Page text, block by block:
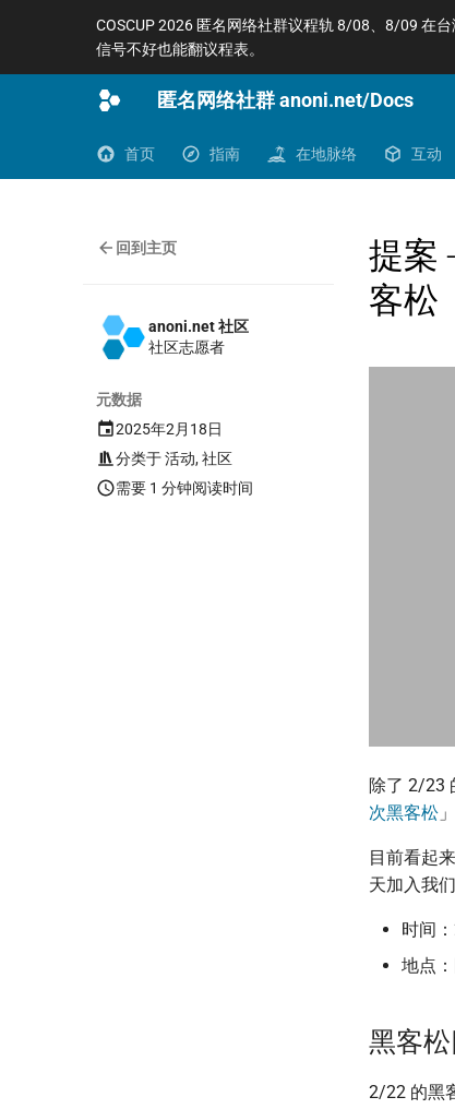
COSCUP 2026 匿名网络社群议程轨 8/08、8/09 在
信号不好也能翻议程表。
匿名网络社群 anoni.net/Docs
首页 指南 在地脉络 互动
回到主页
anoni.net 社区
社区志愿者
元数据
2025年2月18日
分类于活动,社区
需要 1 分钟阅读时间
提案
客松
除了 2/23
次黑客松
目前看起
天加入我
时间
地点
黑客
2/22 的黑